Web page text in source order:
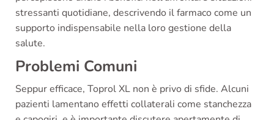
stressanti quotidiane, descrivendo il farmaco come un
supporto indispensabile nella loro gestione della
salute.
Problemi Comuni
Seppur efficace, Toprol XL non è privo di sfide. Alcuni
pazienti lamentano effetti collaterali come stanchezza